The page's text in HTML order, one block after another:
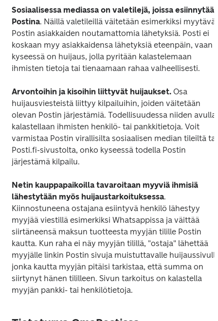
Sosiaalisessa mediassa on valetilejä, joissa
Postina. Näillä valetileillä väitetään esimerkiksi
Postin asiakkaiden noutamattomia lähetyksiä. Posti ei
koskaan myy asiakkaidensa lähetyksiä eteenpäin, vaan
kyseessä on huijaus, jolla pyritään kalastelemaan
ihmisten tietoja tai tienaamaan rahaa valheellisesti.
Arvontoihin ja kisoihin liittyvät huijaukset. Osa
huijausviesteistä liittyy kilpailuihin, joiden väitetään
olevan Postin järjestämiä. Todellisuudessa niiden avulla
kalastellaan ihmisten henkilö- tai pankkitietoja. Voit
varmistaa Postin virallisilta sosiaalisen median tileiltä tai
Posti.fi-sivustolta, onko kyseessä todella Postin
järjestämä kilpailu.
Netin kauppapaikoilla tavaroitaan myyviä ihmisiä
lähestytään myös huijaustarkoituksessa.
Kiinnostuneena ostajana esiintyvä henkilö lähestyy
myyjää viestillä esimerkiksi Whatsappissa ja väittää
siirtäneensä maksun tuotteesta myyjän tilille Postin
kautta. Kun raha ei näy myyjän tilillä, "ostaja" lähettää
myyjälle linkin Postin sivuja muistuttavalle
jonka kautta myyjän pitäisi tarkistaa, että summa on
siirtynyt hänen tililleen. Sivun tarkoitus on kalastella
myyjän pankki- tai henkilötietoja.